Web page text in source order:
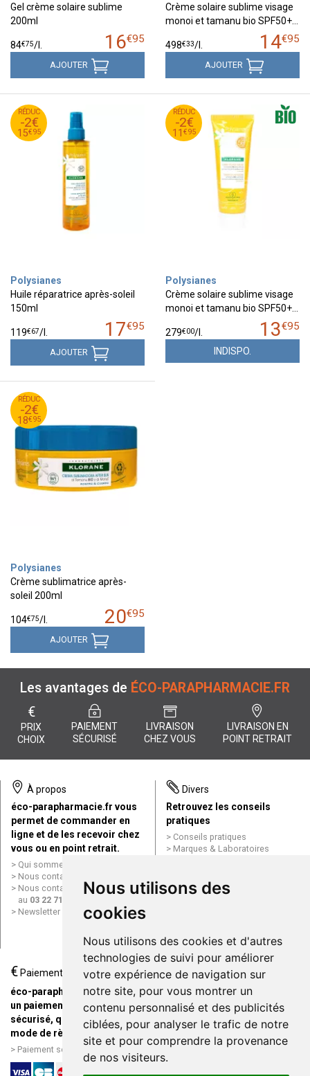
Nous utilisons des
cookies
Nous utilisons des cookies et d'autres
technologies de suivi pour améliorer
votre expérience de navigation sur
notre site, pour vous montrer un
contenu personnalisé et des publicités
ciblées, pour analyser le trafic de notre
site et pour comprendre la provenance
de nos visiteurs.
Gel crème solaire sublime
200ml
16€95
84€75/
AJOUTER
Crème solaire sublime visage
monoi et tamanu bio SPF50+…
14€95
498€33/
AJOUTER
RÉDUC
-2€
15€95
17
€
95
15
€
95
Polysianes
Huile réparatrice après-soleil
150ml
17€95
119€67/
AJOUTER
RÉDUC
-2€
11 €95
13
€
95
11
€
95
Polysianes
Crème solaire sublime visage
monoi et tamanu bio SPF50+…
13€95
279€00/
INDISPO.
RÉDUC
-2€
18€95
20
€
95
18
€
95
Polysianes
Crème sublimatrice après-
soleil 200ml
20€95
104€75/
AJOUTER
Les avantages de ÉCO-PARAPHARMACIE.FR
€
PRIX
CHOIX
PAIEMENT
SÉCURISÉ
LIVRAISON
CHEZ VOUS
LIVRAISON EN
POINT RETRAIT
À propos
éco-parapharmacie.fr vous
permet de commander en
ligne et de les recevoir chez
vous ou en point retrait.
Qui sommes nous ?
Nous contacter par e-mail
Nous contacter par téléphone
au 03 22 71 64 10
Newsletter
Divers
Retrouvez les conseils
pratiques
Conseils pratiques
Marques & Laboratoires
Mentions légales
Données personnelles
ligne
€ Paiement
éco-parapharmacie.fr offre
un paiement entièrement
sécurisé, quel que soit le
mode de règlement
Paiement sécurisé et simple
Livraison / Point retrait
Commandez en ligne et
recevez votre commande
rapidement chez vous ou en
point retrait
Livraison chez vous ou en